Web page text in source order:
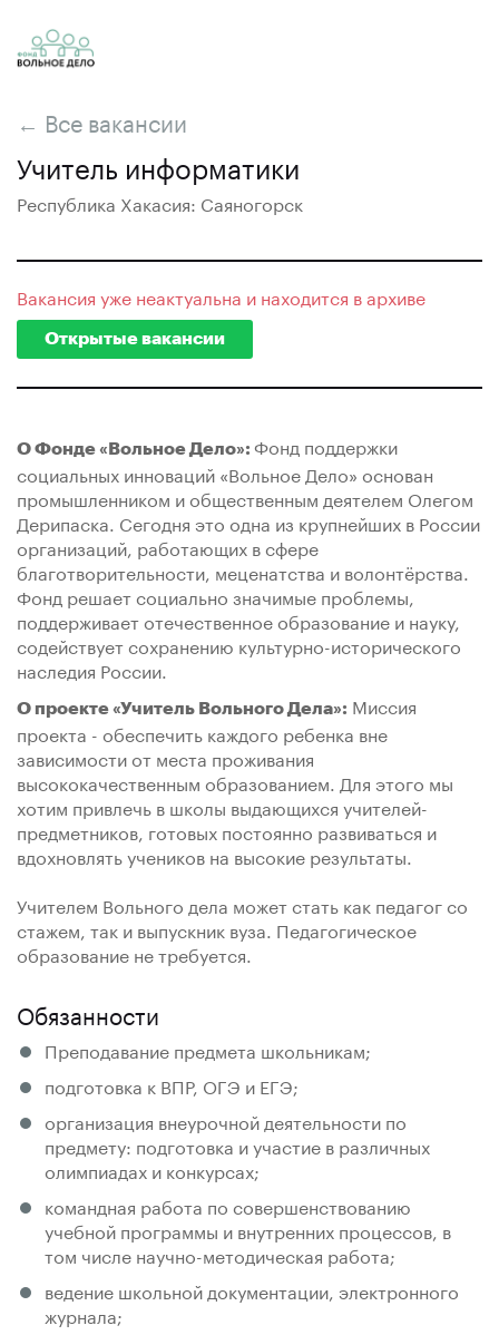
← Все вакансии
Учитель информатики
Республика Хакасия: Саяногорск
Вакансия уже неактуальна и находится в архиве
Открытые вакансии
О Фонде «Вольное Дело»: Фонд поддержки
социальных инноваций «Вольное Дело» основан
промышленником и общественным деятелем Олегом
Дерипаска. Сегодня это одна из крупнейших в России
организаций, работающих в сфере
благотворительности, меценатства и волонтёрства.
Фонд решает социально значимые проблемы,
поддерживает отечественное образование и науку,
содействует сохранению культурно-исторического
наследия России.
О проекте «Учитель Вольного Дела»: Миссия
проекта - обеспечить каждого ребенка вне
зависимости от места проживания
высококачественным образованием. Для этого мы
хотим привлечь в школы выдающихся учителей-
предметников, готовых постоянно развиваться и
вдохновлять учеников на высокие результаты.
Учителем Вольного дела может стать как педагог со
стажем, так и выпускник вуза. Педагогическое
образование не требуется.
Обязанности
Преподавание предмета школьникам;
подготовка к ВПР, ОГЭ и ЕГЭ;
организация внеурочной деятельности по
предмету: подготовка и участие в различных
олимпиадах и конкурсах;
командная работа по совершенствованию
учебной программы и внутренних процессов, в
том числе научно-методическая работа;
ведение школьной документации, электронного
журнала;